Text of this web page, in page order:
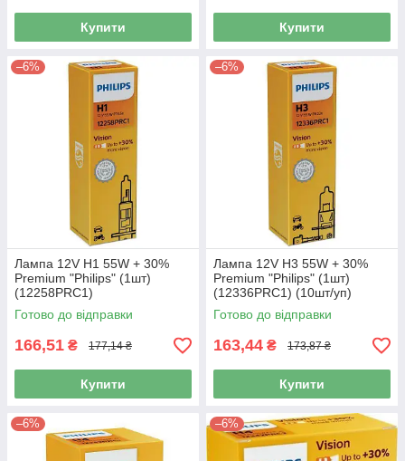
Купити Купити
–6%
Лампа 12V H1 55W + 30%
Premium "Philips" (1шт)
(12258PRC1)
Готово до відправки
166,51 ₴ 177,14 ₴
Купити
–6%
Лампа 12V H3 55W + 30%
Premium "Philips" (1шт)
(12336PRC1) (10шт/уп)
Готово до відправки
163,44 ₴ 173,87 ₴
Купити
–6% –6%